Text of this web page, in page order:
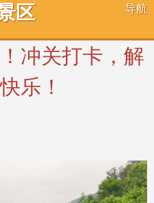
区 导航
冲关打卡，解
乐！